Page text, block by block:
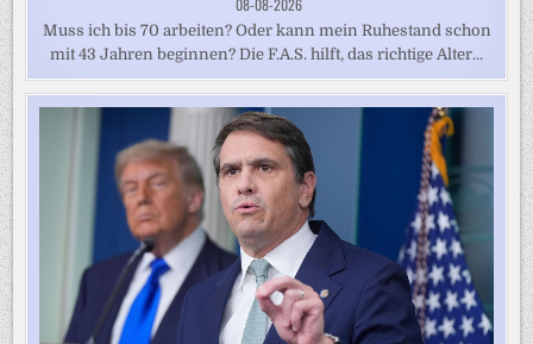
Muss ich bis 70 arbeiten? Oder kann mein Ruhestand schon
mit 43 Jahren beginnen? Die F.A.S. hilft, das richtige Alter...